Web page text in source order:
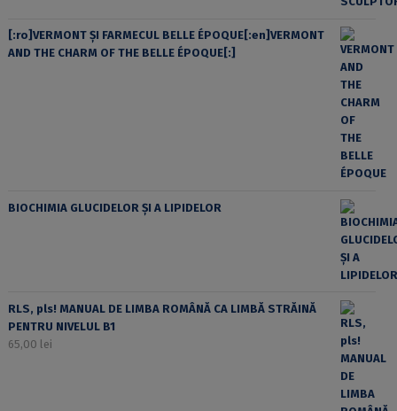
[:ro]VERMONT ȘI FARMECUL BELLE ÉPOQUE[:en]VERMONT
AND THE CHARM OF THE BELLE ÉPOQUE[:]
BIOCHIMIA GLUCIDELOR ȘI A LIPIDELOR
RLS, pls! MANUAL DE LIMBA ROMÂNĂ CA LIMBĂ STRĂINĂ
PENTRU NIVELUL B1
65,00 lei